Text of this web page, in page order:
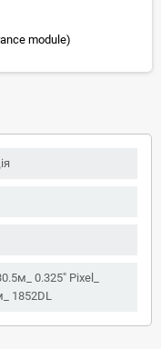
module)
0.325" Pixel_
1852DL